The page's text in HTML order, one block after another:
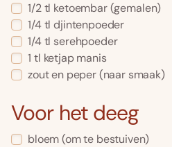
1/2 tl ketoembar(gemalen)
1/4 tl djintenpoeder
1/4 tl serehpoeder
1 tl ketjap manis
zout en peper(naar smaak)
Voor het deeg
bloem(om te bestuiven)